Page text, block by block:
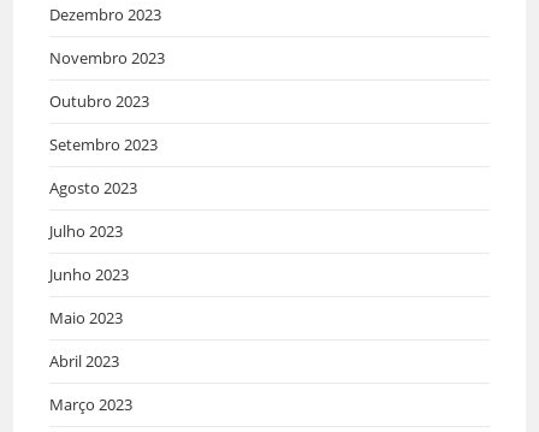
Dezembro 2023
Novembro 2023
Outubro 2023
Setembro 2023
Agosto 2023
Julho 2023
Junho 2023
Maio 2023
Abril 2023
Março 2023